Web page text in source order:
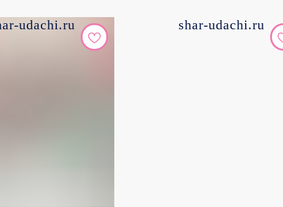
udachi.ru shar-udachi.ru